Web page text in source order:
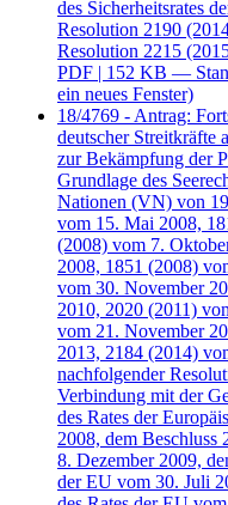
des Sicherheitsrates
Resolution 2190
Resolution 2215
PDF | 152 KB —
ein neues Fenster)
18/4769 - Antrag:
deutscher Streitkräfte
zur Bekämpfung der
Grundlage des
Nationen (VN) von
vom 15. Mai 2008,
(2008) vom 7.
2008, 1851 (2008)
vom 30. November
2010, 2020 (2011)
vom 21. November
2013, 2184 (2014)
nachfolgender
Verbindung mit der
des Rates der
2008, dem Beschluss
8. Dezember 2009,
der EU vom 30. Juli